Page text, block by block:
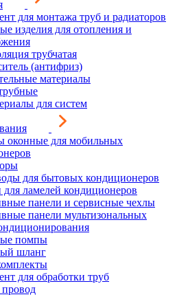
для монтажа труб и радиаторов
изделия для отопления и
трубчатая
(антифриз)
материалы
для систем
оконные для мобильных
для бытовых кондиционеров
для ламелей кондиционеров
панели и сервисные чехлы
панели мультизональных
помпы
шланг
для обработки труб